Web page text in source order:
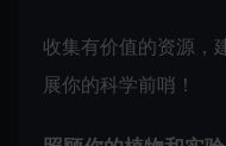
收集有价值的资源，
展你的科学前哨！